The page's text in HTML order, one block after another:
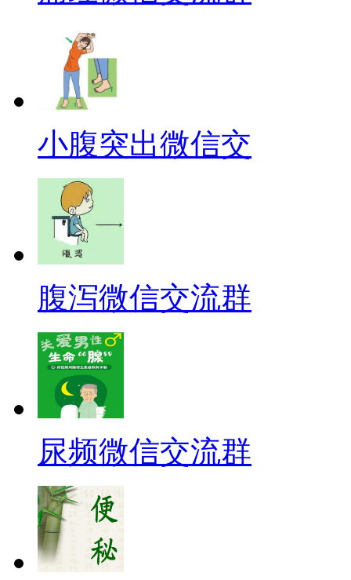
小腹突出微信交
腹泻微信交流群
尿频微信交流群